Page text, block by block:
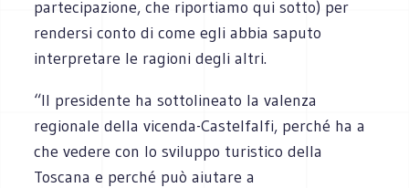
partecipazione, che riportiamo qui sotto) per
rendersi conto di come egli abbia saputo
interpretare le ragioni degli altri.
“Il presidente ha sottolineato la valenza
regionale della vicenda-Castelfalfi, perché ha a
che vedere con lo sviluppo turistico della
Toscana e perché può aiutare a